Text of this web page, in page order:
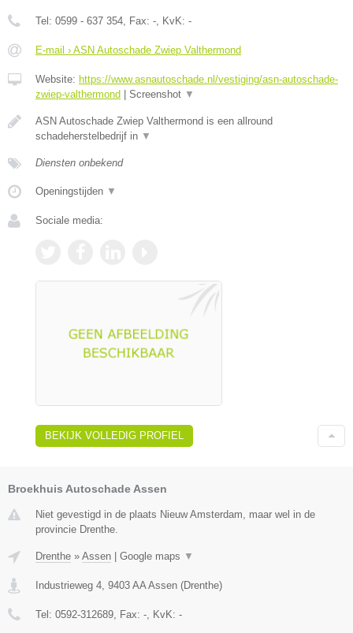
Tel: 0599 - 637 354, Fax: -, KvK: -
E-mail › ASN Autoschade Zwiep Valthermond
Website: https://www.asnautoschade.nl/vestiging/asn-autoschade-
zwiep-valthermond
Screenshot ▼
ASN Autoschade Zwiep Valthermond is een allround
schadeherstelbedrijf in ▼
Diensten onbekend
Openingstijden ▼
Sociale media:
BEKIJK VOLLEDIG PROFIEL
Broekhuis Autoschade Assen
Niet gevestigd in de plaats Nieuw Amsterdam, maar wel in de
provincie Drenthe.
Drenthe » Assen | Google maps ▼
Industrieweg 4 9403 AA Assen (Drenthe)
Tel: 0592-312689 , Fax: - , KvK: -